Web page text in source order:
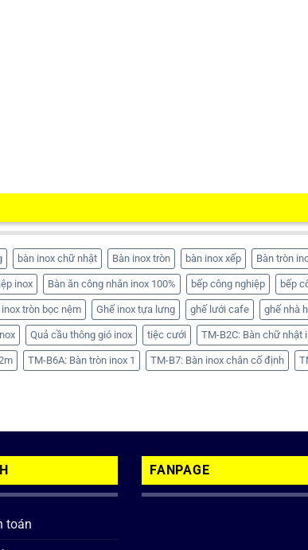
bàn inox chữ nhật Bàn inox tròn bàn inox xếp Bàn tròn
inox Bàn ăn công nhân inox 100% bếp công nghiệp bếp
inox tròn bọc nệm Ghế inox tựa lưng ghế lưới cafe ghế nhà
Quả cầu thông gió inox tiệc cưới TM-B2C: Bàn chữ nhật
TM-B6A: Bàn tròn inox 1 TM-B7: Bàn inox chân cố định
toán
FANPAGE